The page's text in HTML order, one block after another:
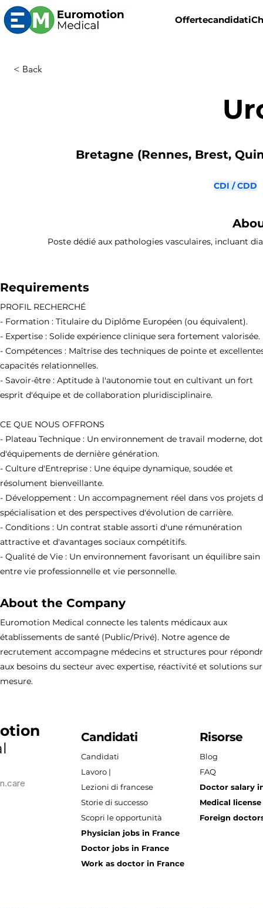
Offertecandidati
< Back
Bretagne (Rennes, Brest,
CDI / CDD
Poste dédié aux pathologies vasculaires, incluant
Requirements
PROFIL RECHERCHÉ
- Formation : Titulaire du Diplôme Européen (ou équivalent).
- Expertise : Solide expérience clinique sera fortement valorisée.
- Compétences : Maîtrise des techniques de pointe et
capacités relationnelles.
- Savoir-être : Aptitude à l'autonomie tout en cultivant un fort
esprit d'équipe et de collaboration pluridisciplinaire.
CE QUE NOUS OFFRONS
- Plateau Technique : Un environnement de travail moderne,
d'équipements de dernière génération.
- Culture d'Entreprise : Une équipe dynamique, soudée et
résolument bienveillante.
- Développement : Un accompagnement réel dans vos projets
spécialisation et des perspectives d'évolution de carrière.
- Conditions : Un contrat stable assorti d'une rémunération
attractive et d'avantages sociaux compétitifs.
- Qualité de Vie : Un environnement favorisant un équilibre sain
entre vie professionnelle et vie personnelle.
About the Company
Euromotion Medical connecte les talents médicaux aux
établissements de santé (Public/Privé). Notre agence de
recrutement accompagne médecins et structures pour
aux besoins du secteur avec expertise, réactivité et solutions sur
mesure.
Candidati
Candidati
Lavoro |
Lezioni di francese
Storie di successo
Scopri le opportunità
Physician jobs in France
Doctor jobs in France
Work as doctor in France
Risorse
Blog
FAQ
Doctor salary
Medical
Foreign